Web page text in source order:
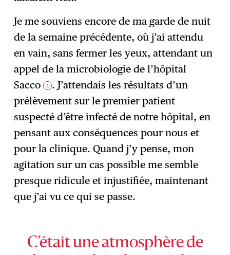
Je me souviens encore de ma garde de nuit
de la semaine précédente, où j’ai attendu
en vain, sans fermer les yeux, attendant un
appel de la microbiologie de l’hôpital
Sacco 1 . J’attendais les résultats d’un
prélèvement sur le premier patient
suspecté d’être infecté de notre hôpital, en
pensant aux conséquences pour nous et
pour la clinique. Quand j’y pense, mon
agitation sur un cas possible me semble
presque ridicule et injustifiée, maintenant
que j’ai vu ce qui se passe.
C’était une atmosphère de